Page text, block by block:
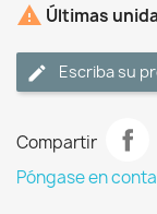
 Últimas
Escriba su
Compartir
Póngase en